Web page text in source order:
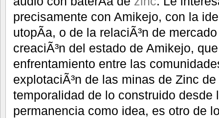
precisamente con Amikejo, con la
utopÃ­a, o de la relaciÃ³n de
creaciÃ³n del estado de Amikejo,
enfrentamiento entre las
explotaciÃ³n de las minas de Zinc de
temporalidad de lo construido desde
permanencia como idea, es otro de